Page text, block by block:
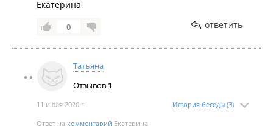
Екатерина
0 ответить
Татьяна
Отзывов 1
11 июля 2020 г. История беседы (3)
Ответ на комментарий Екатерина